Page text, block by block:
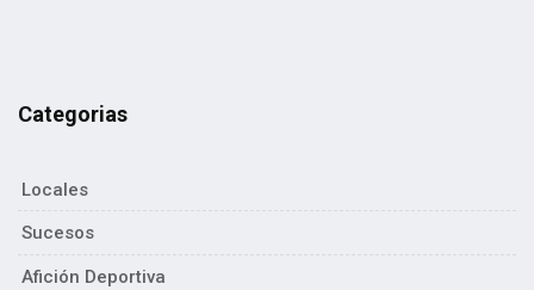
Categorias
Locales
Sucesos
Afición Deportiva